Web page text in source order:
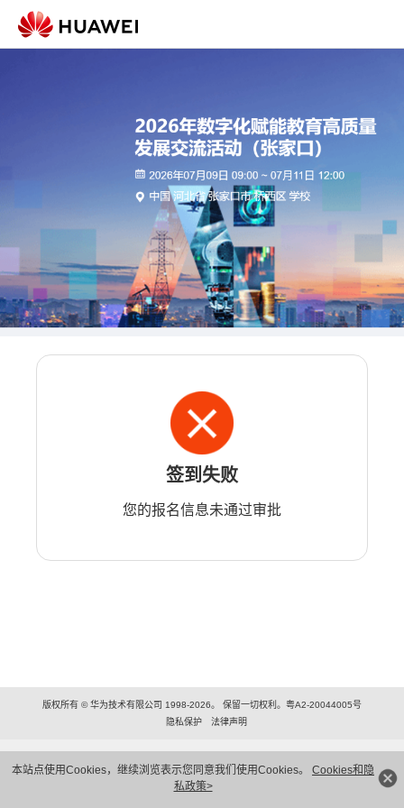
本站点使用Cookies，继续浏览表示您同意我们使用Cookies。 Cookies和隐
私政策>
签到失败
您的报名信息未通过审批
版权所有 © 华为技术有限公司 1998-2026。 保留一切权利。粤A2-20044005号
隐私保护
法律声明